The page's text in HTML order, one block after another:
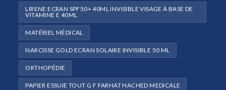
LIRENE ECRAN SPF50+ 40ML INVISIBLE VISAGE À BASE DE
VITAMINE E 40ML
MATÉRIEL MÉDICAL
NARCISSE GOLD ECRAN SOLAIRE INVISIBLE 50 ML
ORTHOPÉDIE
PAPIER ESSUIE TOUT G F FARHAT HACHED MEDICALE